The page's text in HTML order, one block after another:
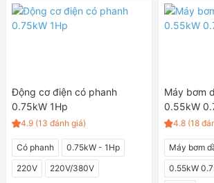
Động cơ điện có phanh
0.75kW 1Hp
4.9 (13 đánh giá)
Có phanh
0.75kW - 1Hp
220V
220V/380V
Máy bơm
0.55kW
4.8 (18
Máy bơm
0.55kW